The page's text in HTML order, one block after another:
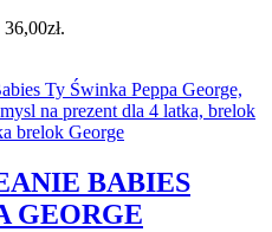
36,00zł.
BABIES
GEORGE